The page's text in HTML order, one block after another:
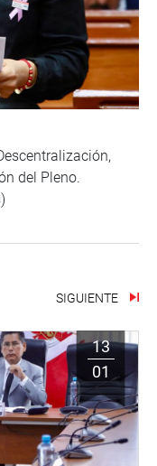
del Pleno.
SIGUIENTE
13
01